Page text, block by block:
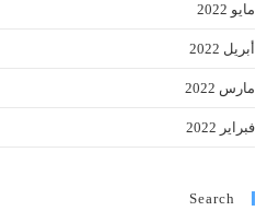
مايو 2022
أبريل 2022
مارس 2022
فبراير 2022
Search